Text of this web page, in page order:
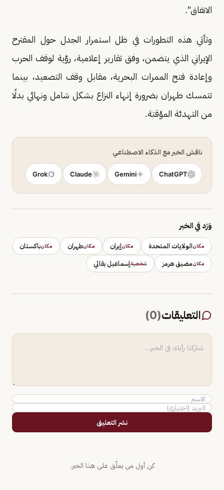
الاتفاق".
وتأتي هذه التطورات في ظل استمرار الجدل حول المقترح
الإيراني الذي يتضمن، وفق تقارير إعلامية، رؤية لوقف الحرب
وإعادة فتح الممرات البحرية، مقابل وقف التصعيد، بينما
تتمسك طهران بضرورة إنهاء النزاع بشكل شامل ونهائي بدلًا
من التهدئة المؤقتة.
ناقش الخبر مع الذكاء الاصطناعي
ChatGPT
Gemini
Claude
Grok
وَرَد في الخبر
مكانالولايات المتحدة مكانإيران مكانطهران مكانباكستان
مكانمضيق هرمز شخصيةإسماعيل بقائي
التعليقات(
0
)
نشر التعليق
كن أول من يعلّق على هذا الخبر.